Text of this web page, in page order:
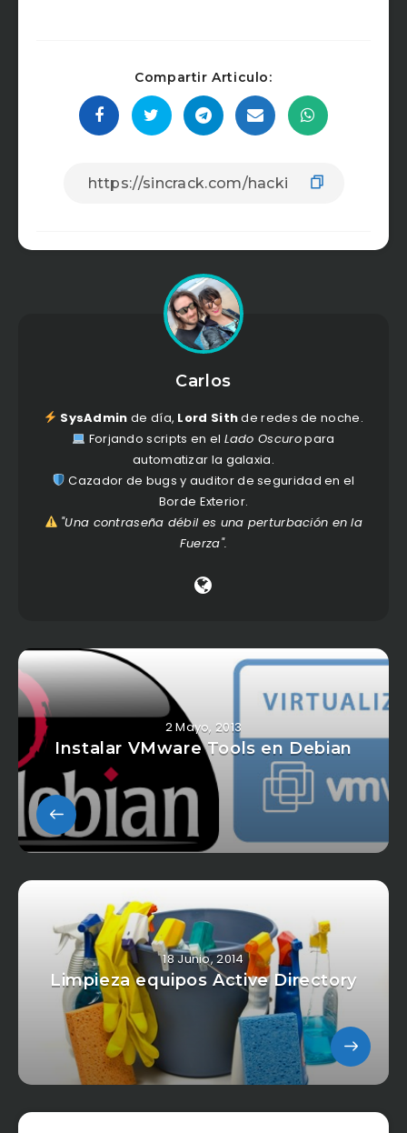
Compartir Articulo:
Carlos
SysAdmin de día, Lord Sithde redes de noche.
Forjando scripts en el Lado Oscuropara
automatizar la galaxia.
Cazador de bugs y auditor de seguridad en el
Borde Exterior.
"Una contraseña débil es una perturbación en la
Fuerza".
2 Mayo, 2013
Instalar VMware Tools en Debian
18 Junio, 2014
Limpieza equipos Active Directory